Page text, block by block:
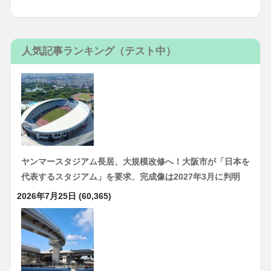
人気記事ランキング（テスト中）
ヤンマースタジアム長居、大規模改修へ！大阪市が「日本を
代表するスタジアム」を要求、完成像は2027年3月に判明
2026年7月25日 (60,365)